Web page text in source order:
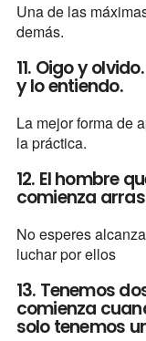
Una de las
demás.
11. Oigo y
y lo entiendo.
La mejor forma de
la práctica.
12. El hombre
comienza
No esperes
luchar por ellos
13. Tenemos
comienza
solo tenemos